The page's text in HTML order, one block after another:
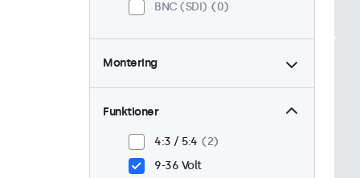
BNC (SDI)
0
Montering
Skrivbord
4
Vägg
Inbyggd
4
Rackmontering (19 tum)
Funktioner
4:3 / 5:4
2
9-36 Volt